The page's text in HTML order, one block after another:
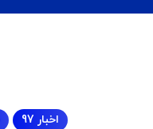
اخبار 97